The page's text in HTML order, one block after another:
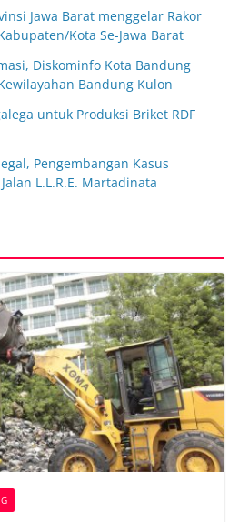
Jawa Barat menggelar Rakor
Kota Se-Jawa Barat
Diskominfo Kota Bandung
Bandung Kulon
untuk Produksi Briket RDF
Pengembangan Kasus
L.L.R.E. Martadinata